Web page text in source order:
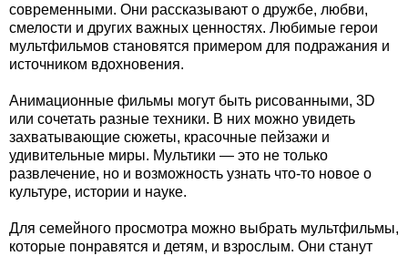
современными. Они рассказывают о дружбе, любви,
смелости и других важных ценностях. Любимые герои
мультфильмов становятся примером для подражания и
источником вдохновения.
Анимационные фильмы могут быть рисованными, 3D
или сочетать разные техники. В них можно увидеть
захватывающие сюжеты, красочные пейзажи и
удивительные миры. Мультики — это не только
развлечение, но и возможность узнать что-то новое о
культуре, истории и науке.
Для семейного просмотра можно выбрать мультфильмы,
которые понравятся и детям, и взрослым. Они станут